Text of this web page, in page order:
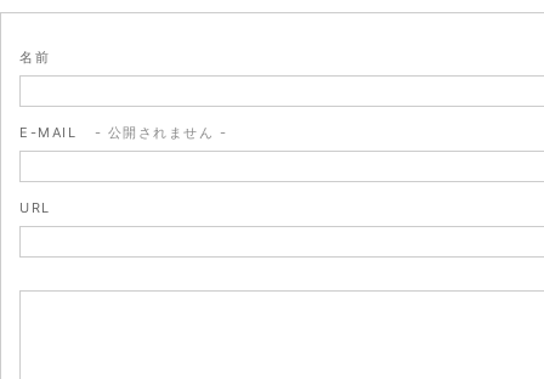
名前
E-MAIL - 公開されません -
URL